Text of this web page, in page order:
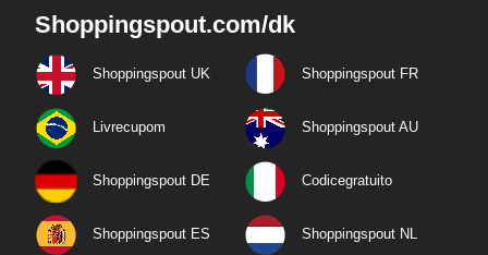
Shoppingspout.com/dk
Shoppingspout UK Shoppingspout FR
Livrecupom Shoppingspout AU
Shoppingspout DE Codicegratuito
Shoppingspout ES Shoppingspout NL